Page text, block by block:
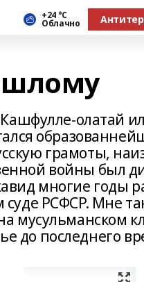
+24 °С
Облачно
олатай
грамоты,
войны был
многие годы
суде РСФСР. Мне
мусульманском
до последнего